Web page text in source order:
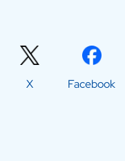
X Facebook